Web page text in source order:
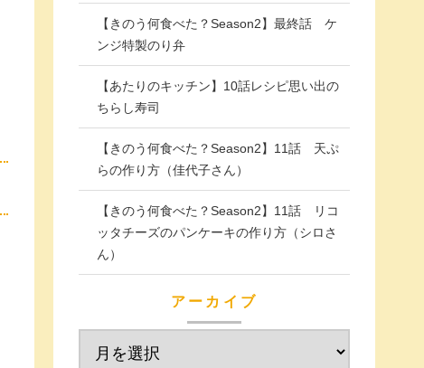
【きのう何食べた？Season2】最終話 ケ
ンジ特製のり弁
【あたりのキッチン】10話レシピ思い出の
ちらし寿司
【きのう何食べた？Season2】11話 天ぷ
らの作り方（佳代子さん）
【きのう何食べた？Season2】11話 リコ
ッタチーズのパンケーキの作り方（シロさ
ん）
アーカイブ